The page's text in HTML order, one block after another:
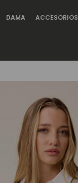
DAMA ACCESORIOS